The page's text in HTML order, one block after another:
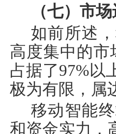
（七）市场
如前所述
高度集中的市
占据了97%以
极为有限，属
移动智能
和资金实力，